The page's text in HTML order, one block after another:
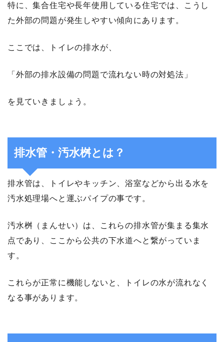
特に、集合住宅や長年使用している住宅では、こうし
た外部の問題が発生しやすい傾向にあります。
ここでは、トイレの排水が、
「外部の排水設備の問題で流れない時の対処法」
を見ていきましょう。
排水管・汚水桝とは？
排水管は、トイレやキッチン、浴室などから出る水を
汚水処理場へと運ぶパイプの事です。
汚水桝（まんせい）は、これらの排水管が集まる集水
点であり、ここから公共の下水道へと繋がっていま
す。
これらが正常に機能しないと、トイレの水が流れなく
なる事があります。